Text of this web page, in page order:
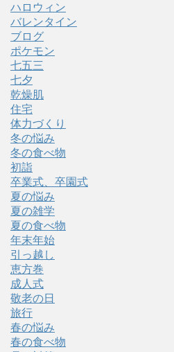
ハロウィン
バレンタイン
ブログ
ポケモン
七五三
七夕
乾燥肌
住宅
体力づくり
冬の悩み
冬の食べ物
初詣
卒業式、卒園式
夏の悩み
夏の雑学
夏の食べ物
年末年始
引っ越し
恵方巻
成人式
敬老の日
旅行
春の悩み
春の食べ物